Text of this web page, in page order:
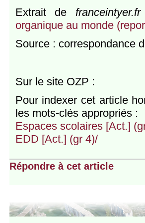
Extrait de franceintyer.fr
organique au monde
Source : correspondance
Sur le site OZP :
Pour indexer cet article
les mots-clés appropriés :
Espaces scolaires [Act.]
EDD [Act.] (gr 4)/
Répondre à cet article